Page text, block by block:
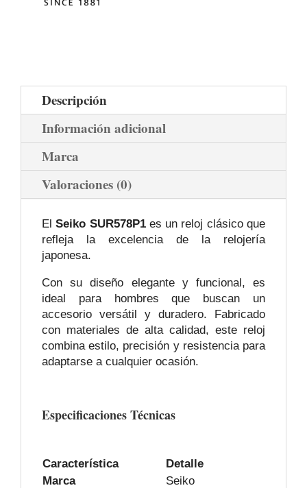
Descripción
Información adicional
Marca
Valoraciones (0)
ElSeiko SUR578P1es un reloj clásico que
refleja la excelencia de la relojería
japonesa.
Con su diseño elegante y funcional, es
ideal para hombres que buscan un
accesorio versátil y duradero. Fabricado
con materiales de alta calidad, este reloj
combina estilo, precisión y resistencia para
adaptarse a cualquier ocasión.
Especificaciones Técnicas
Característica
Detalle
Marca
Seiko